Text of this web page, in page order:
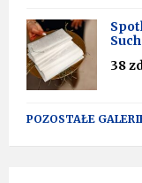
38
POZOSTAŁE